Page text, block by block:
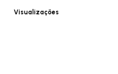
Visualizações